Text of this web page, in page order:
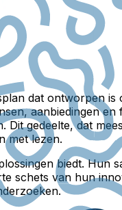
dat ontworpen
aanbiedingen
gedeelte, dat
met lezen.
biedt.
schets van hun